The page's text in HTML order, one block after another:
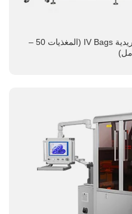
جهاز فحص لأكياس المحاليل الوريدية IV Bags (المغذيات 50 –